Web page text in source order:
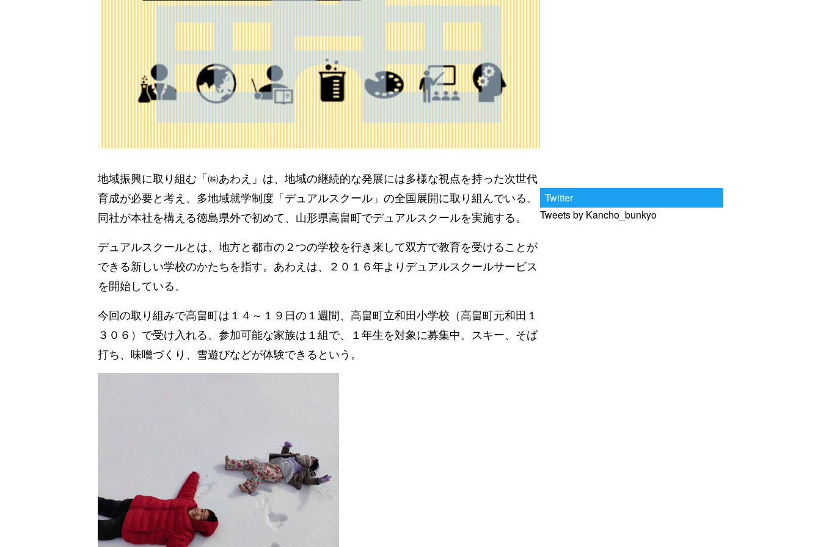
地域振興に取り組む「㈱あわえ」は、地域の継続的な発展には多様な視点を持った次世代
育成が必要と考え、多地域就学制度「デュアルスクール」の全国展開に取り組んでいる。
同社が本社を構える徳島県外で初めて、山形県高畠町でデュアルスクールを実施する。
デュアルスクールとは、地方と都市の２つの学校を行き来して双方で教育を受けることが
できる新しい学校のかたちを指す。あわえは、２０１６年よりデュアルスクールサービス
を開始している。
今回の取り組みで高畠町は１４～１９日の１週間、高畠町立和田小学校（高畠町元和田１
３０６）で受け入れる。参加可能な家族は１組で、１年生を対象に募集中。スキー、そば
打ち、味噌づくり、雪遊びなどが体験できるという。
Twitter
Tweets by Kancho_bunkyo